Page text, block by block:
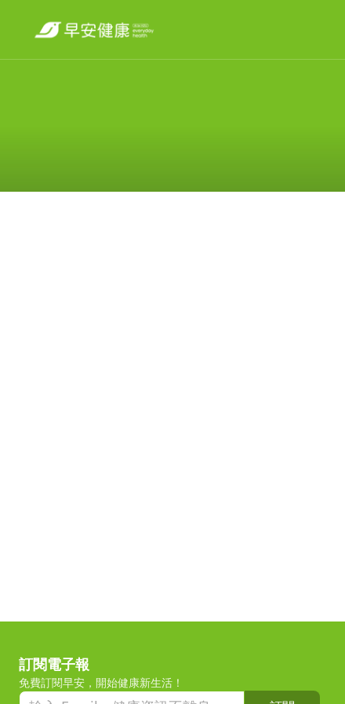
訂閱電子報
免費訂閱早安，開始健康新生活！